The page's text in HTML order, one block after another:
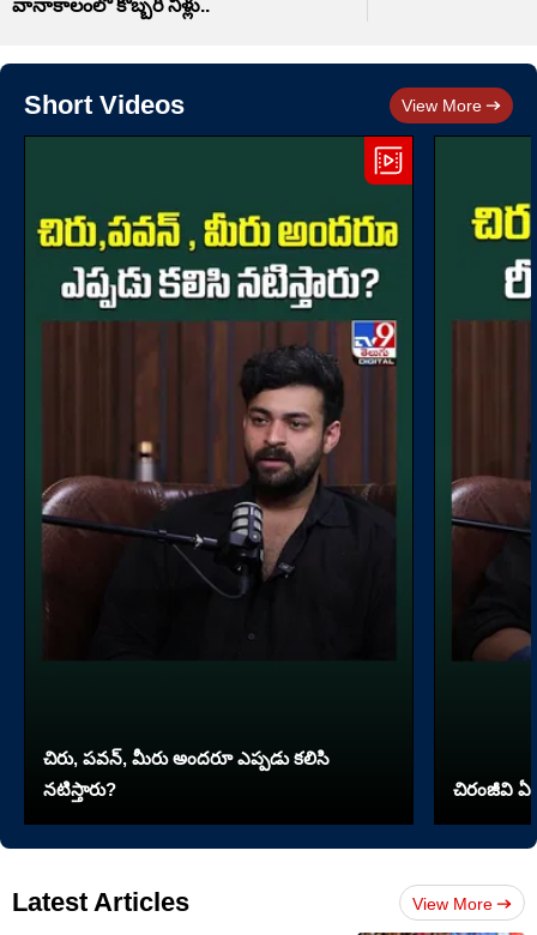
వానాకాలంలో కొబ్బరి నీళ్లు..
Short Videos View More
చిరు, పవన్, మీరు అందరూ ఎప్పడు కలిసి
నటిస్తారు?
చిరంజీవి ఏ
Latest Articles View More